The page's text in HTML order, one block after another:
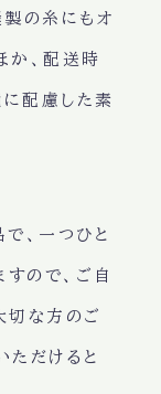
の糸にもオ
か、配送時
配慮した素
、一つひと
ので、ご自
切な方のご
ただけると